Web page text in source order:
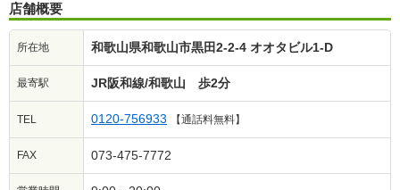
店舗概要
所在地 和歌山県和歌山市黒田2-2-4 オオタビル1-D
最寄駅 JR阪和線/和歌山 歩2分
TEL 0120-756933 【通話料無料】
FAX 073-475-7772